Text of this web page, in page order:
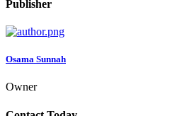
Publisher
Osama Sunnah
Owner